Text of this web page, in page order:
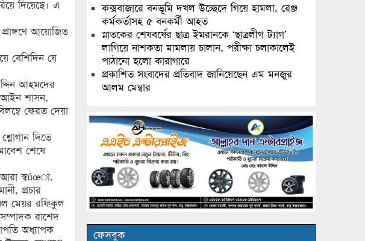
দিয়েছে। এ
আয়োজিত
বেশিদিন যে
আহমদের
আইন শাসন,
ফেরত দেয়া
দিতে
শেষে
আরা স্বúœা,
প্রচার
মেয়র রফিকুল
রাশেদ
অধ্যাপক
কক্সবাজারে বনভূমি দখল উচ্ছেদে গিয়ে হামলা, রেঞ্জ
কর্মকর্তাসহ ৫ বনকর্মী আহত
স্নাতকের শেষবর্ষের ছাত্র ইমরানকে ‘ছাত্রলীগ ট্যাগ’
লাগিয়ে নাশকতা মামলায় চালান, পরীক্ষা চলাকালেই
পাঠানো হলো কারাগারে
প্রকাশিত সংবাদের প্রতিবাদ জানিয়েছেন এম মনজুর
আলম মেম্বার
ফেসবুক